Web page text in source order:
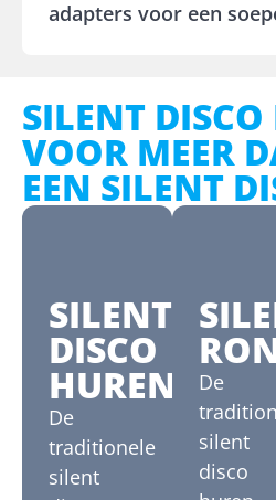
adapters voor een
SILENT
VOOR MEER
EEN SILENT
SILENT
DISCO
HUREN
De
traditionele
silent
De
silent
disco